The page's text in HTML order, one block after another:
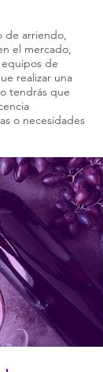
de arriendo,
el mercado,
de
realizar una
tendrás que
o necesidades